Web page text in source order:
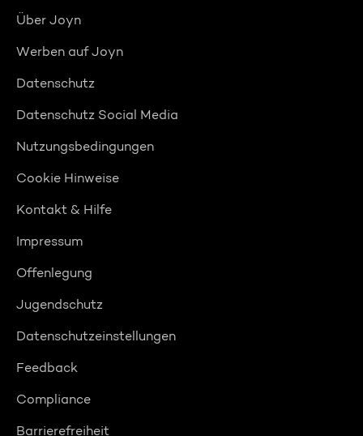
Über Joyn
Werben auf Joyn
Datenschutz
Datenschutz Social Media
Nutzungsbedingungen
Cookie Hinweise
Kontakt & Hilfe
Impressum
Offenlegung
Jugendschutz
Datenschutzeinstellungen
Feedback
Compliance
Barrierefreiheit